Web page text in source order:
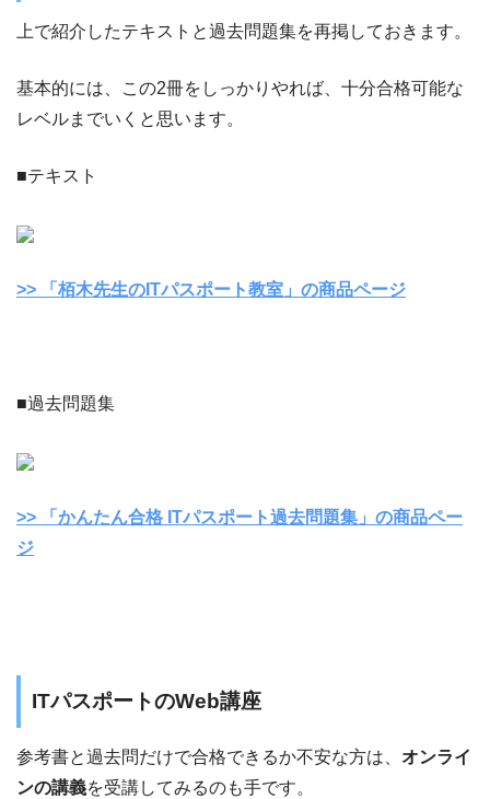
上で紹介したテキストと過去問題集を再掲しておきます。
基本的には、この2冊をしっかりやれば、十分合格可能な
レベルまでいくと思います。
■テキスト
>> 「栢木先生のITパスポート教室」の商品ページ
■過去問題集
>> 「かんたん合格 ITパスポート過去問題集」の商品ペー
ジ
ITパスポートのWeb講座
参考書と過去問だけで合格できるか不安な方は、 オンライ
ンの講義を受講してみるのも手です。